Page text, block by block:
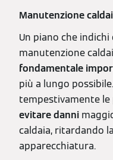
Manutenzione
Un piano che
manutenzione
fondamentale
più a lungo
tempestivamente
evitare danni
caldaia, ritardando
apparecchiatura.